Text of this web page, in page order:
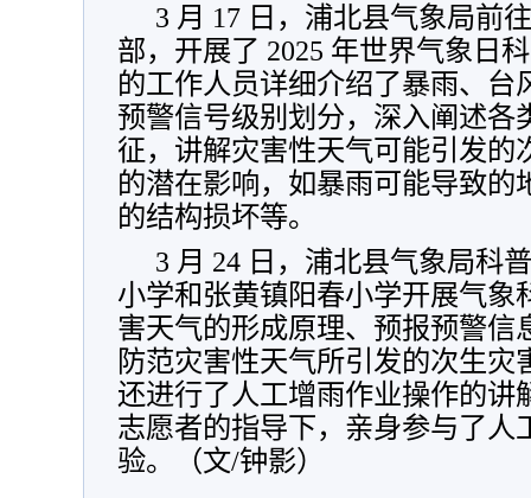
3 月 17 日，浦北县气象局前
部，开展了 2025 年世界气象日
的工作人员详细介绍了暴雨、台
预警信号级别划分，深入阐述各
征，讲解灾害性天气可能引发的
的潜在影响，如暴雨可能导致的
的结构损坏等。
3 月 24 日，浦北县气象局科
小学和张黄镇阳春小学开展气象
害天气的形成原理、预报预警信
防范灾害性天气所引发的次生灾
还进行了人工增雨作业操作的讲
志愿者的指导下，亲身参与了人
验。（文/钟影）